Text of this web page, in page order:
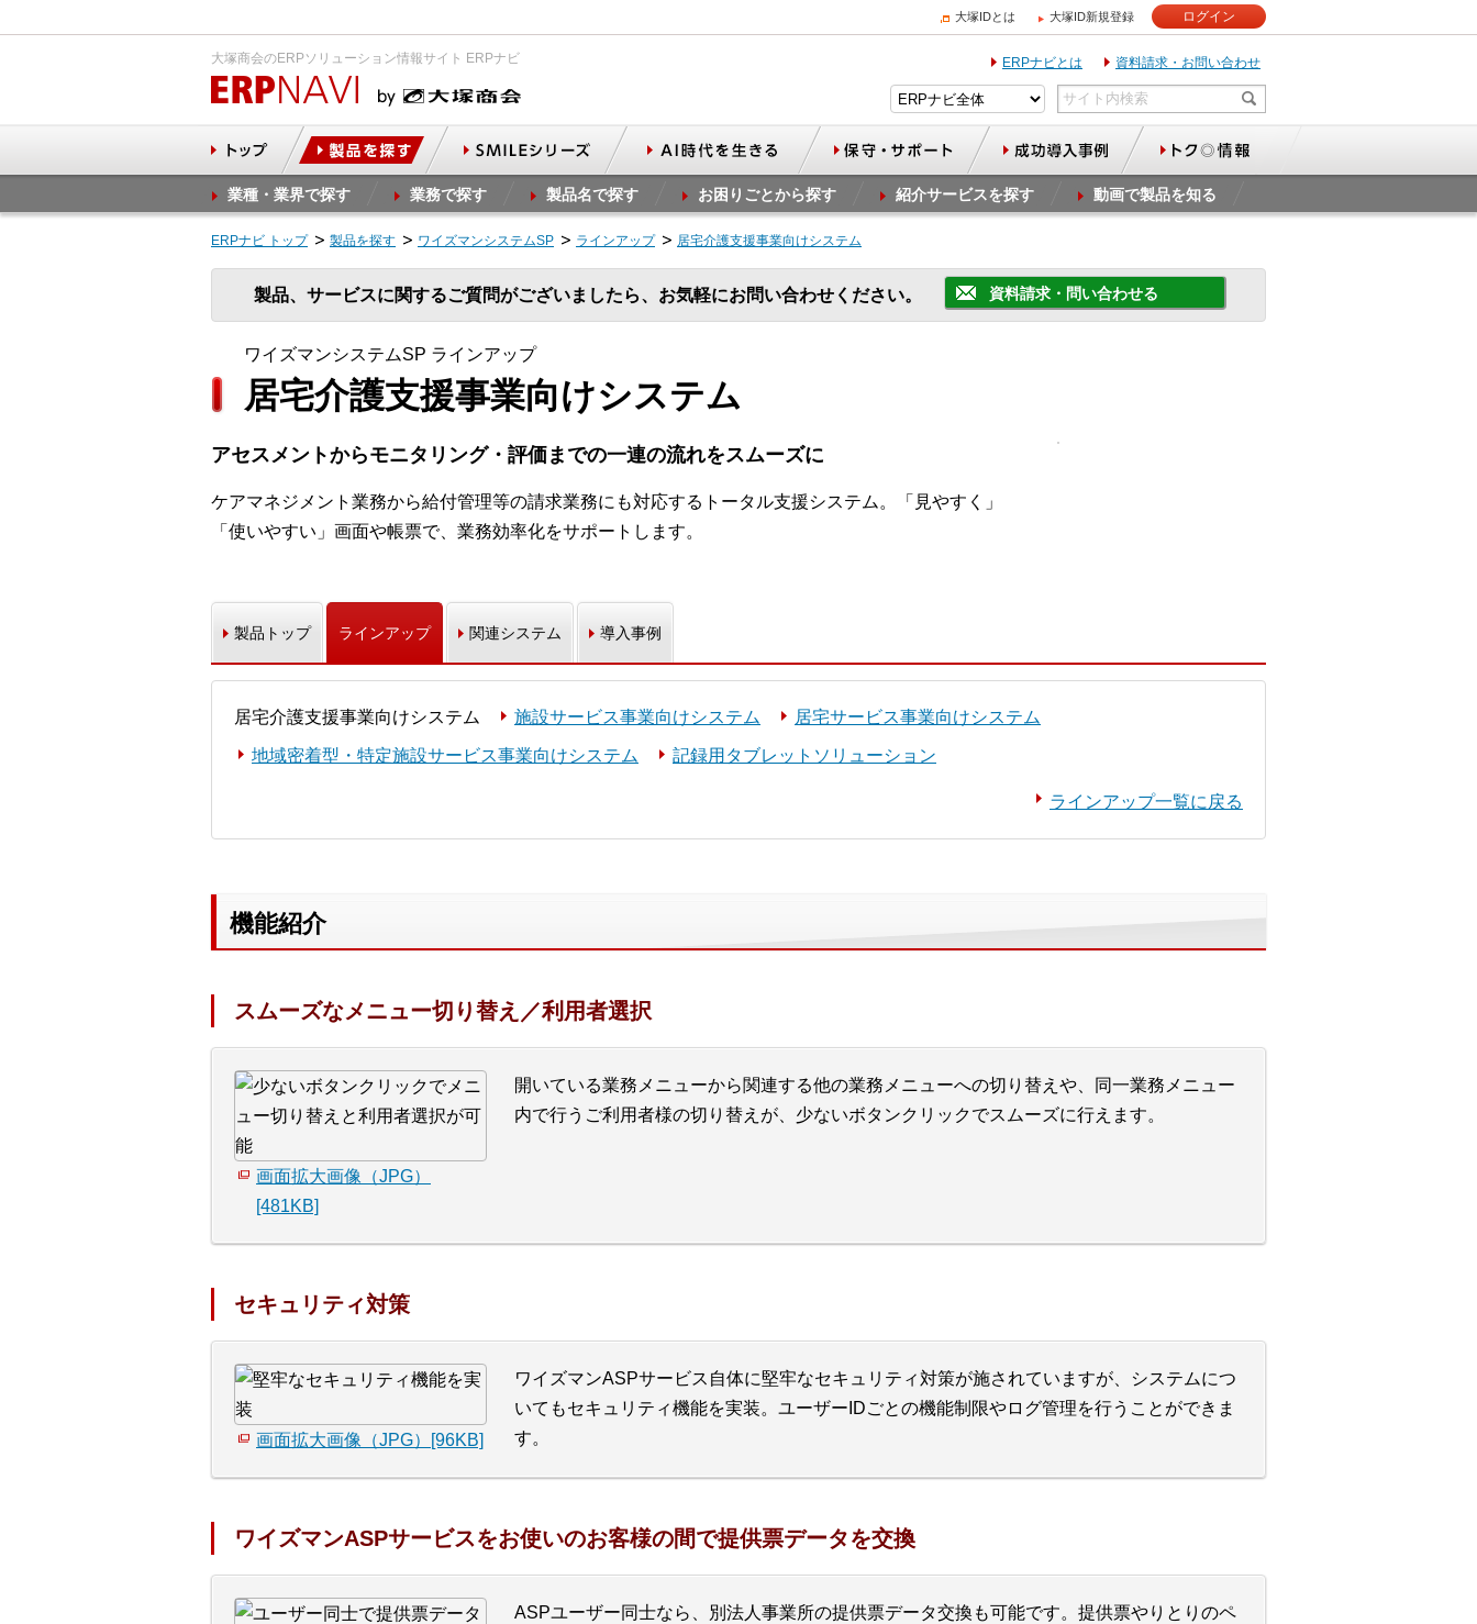
大塚IDとは 大塚ID新規登録 ログイン
大塚商会のERPソリューション情報サイト ERPナビ ERPナビとは 資料請求・お問い合わせ
業種・業界で探す 業務で探す 製品名で探す お困りごとから探す 紹介サービスを探す 動画で製品を知る
ERPナビ トップ 製品を探す ワイズマンシステムSP ラインアップ 居宅介護支援事業向けシステム
製品、サービスに関するご質問がございましたら、お気軽にお問い合わせください。 資料請求・問い合わせる
ワイズマンシステムSP ラインアップ
居宅介護支援事業向けシステム
アセスメントからモニタリング・評価までの一連の流れをスムーズに
ケアマネジメント業務から給付管理等の請求業務にも対応するトータル支援システム。「見やすく」
「使いやすい」画面や帳票で、業務効率化をサポートします。
製品トップ ラインアップ 関連システム 導入事例
居宅介護支援事業向けシステム 施設サービス事業向けシステム 居宅サービス事業向けシステム
地域密着型・特定施設サービス事業向けシステム 記録用タブレットソリューション
ラインアップ一覧に戻る
機能紹介
スムーズなメニュー切り替え／利用者選択
画面拡大画像（JPG）
[481KB]
開いている業務メニューから関連する他の業務メニューへの切り替えや、同一業務メニュー
内で行うご利用者様の切り替えが、少ないボタンクリックでスムーズに行えます。
セキュリティ対策
画面拡大画像（JPG）[96KB]
ワイズマンASPサービス自体に堅牢なセキュリティ対策が施されていますが、システムにつ
いてもセキュリティ機能を実装。ユーザーIDごとの機能制限やログ管理を行うことができま
す。
ワイズマンASPサービスをお使いのお客様の間で提供票データを交換
ASPユーザー同士なら、別法人事業所の提供票データ交換も可能です。提供票やりとりのペ